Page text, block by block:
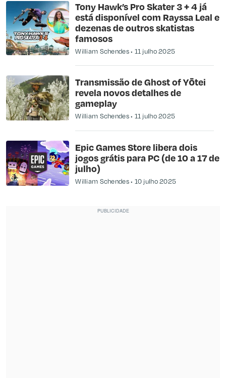
Tony Hawk’s Pro Skater 3 + 4 já
está disponível com Rayssa Leal e
dezenas de outros skatistas
famosos
William Schendes 11 julho 2025
Transmissão de Ghost of Yōtei
revela novos detalhes de
gameplay
William Schendes 11 julho 2025
Epic Games Store libera dois
jogos grátis para PC (de 10 a 17 de
julho)
William Schendes 10 julho 2025